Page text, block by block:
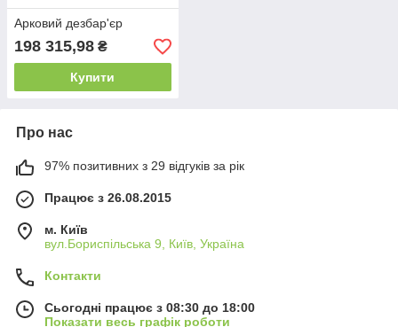
Арковий дезбар'єр
198 315,98 ₴
Купити
Про нас
97% позитивних з 29 відгуків за рік
Працює з 26.08.2015
м. Київ
вул.Бориспільська 9, Київ, Україна
Контакти
Сьогодні працює з 08:30 до 18:00
Показати весь графік роботи